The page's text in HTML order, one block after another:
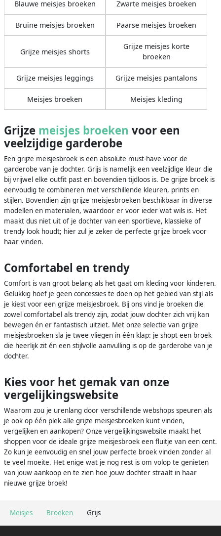
Meisjes Broeken Grijs
Blauwe meisjes broeken Zwarte meisjes broeken
Bruine meisjes broeken Paarse meisjes broeken
Grijze meisjes shorts
Grijze meisjes korte
broeken
Grijze meisjes leggings Grijze meisjes pantalons
Meisjes broeken Meisjes kleding
Grijze meisjes broeken voor een
veelzijdige garderobe
Een grijze meisjesbroek is een absolute must-have voor de
garderobe van je dochter. Grijs is namelijk een veelzijdige kleur die
bij vrijwel elke outfit past en bovendien tijdloos is. De grijze broek is
eenvoudig te combineren met verschillende kleuren, prints en
stijlen. Bovendien zijn grijze meisjesbroeken beschikbaar in diverse
modellen en materialen, waardoor er voor ieder wat wils is. Het
maakt dus niet uit of je dochter van een sportieve, klassieke of
trendy look houdt; hier zul je zeker de perfecte grijze broek voor
haar vinden.
Comfortabel en trendy
Comfort is van groot belang als het gaat om kleding voor kinderen.
Gelukkig hoef je geen concessies te doen op het gebied van stijl als
je kiest voor een grijze meisjesbroek. Bij ons vind je broeken die
zowel comfortabel als trendy zijn, zodat jouw dochter zich vrij kan
bewegen én er fantastisch uitziet. Met onze selectie van grijze
meisjesbroeken sla je twee vliegen in één klap: je shopt een broek
die heerlijk zit én een stijlvolle aanvulling is op de garderobe van je
dochter.
Kies voor het gemak van onze
vergelijkingswebsite
Waarom zou je urenlang door verschillende webshops speuren als
je ook op één plek alle grijze meisjesbroeken kunt vinden,
vergelijken en aankopen? Onze vergelijkingswebsite maakt het
shoppen voor de ideale grijze meisjesbroek een fluitje van een cent.
Zo kun je eenvoudig en snel jouw perfecte broek vinden zonder al
te veel moeite. Het enige wat je nog rest is om volop te genieten
van jouw aankoop en te zien hoe jouw dochter straalt in haar
nieuwe grijze broek!